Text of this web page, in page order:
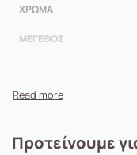
ΧΡΏΜΑ
ΜΈΓΕΘΟΣ
Προτείνουμε